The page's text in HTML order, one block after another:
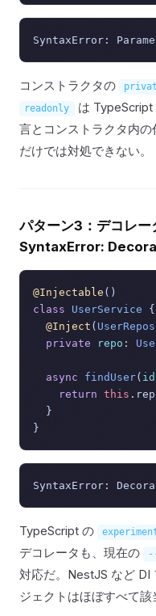
コンストラクタの
readonly
は TypeScript
言とコンストラクタ内
だけでは対処できない。
パターン3：デコレ
SyntaxError:
@Injectable
class
UserService {
@Inject (
private
repo :
async findUser( id
return this .
  }
TypeScript の
デコレータも、現在の
対応だ。NestJS など DI
ジェクトはほぼすべて該